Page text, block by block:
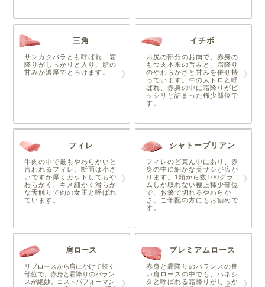
三角
サンカクバラとも呼ばれ、霜
降りがしっかりと入り、脂の
甘みが濃厚でとろけます。
イチボ
お尻の部分のお肉で、赤身の
もつ肉本来の旨みと、霜降り
のやわらかさと甘みを併せ持
っています。牛の大トロと呼
ばれ、赤身の中に霜降りがビ
ッシリと詰まった稀少部位で
す。
フィレ
牛肉の中で最もやわらかいと
言われるフィレ。断面は小さ
いですが厚くカットしてもや
わらかく、キメ細かく滑らか
な舌触りで肉の女王と呼ばれ
ています。
シャトーブリアン
フィレのど真ん中にあり、赤
身の中に細かな美サシが広が
ります。1頭から数100グラ
ムしか取れない極上稀少部位
で、お箸で切れるやわらか
さ。ご年配の方にもお勧めで
す。
肩ロース
リブロースから肩にかけて続く
部位で、赤身と霜降りのバラン
スが絶妙。コストパフォーマン
プレミアムロース
赤身と霜降りのバランスの良
い肩ロースの中でも、ハネシ
タと呼ばれる霜降りがしっか